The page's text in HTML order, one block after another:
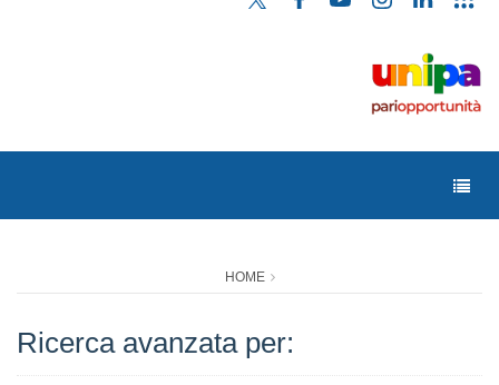
HOME
Ricerca avanzata per: